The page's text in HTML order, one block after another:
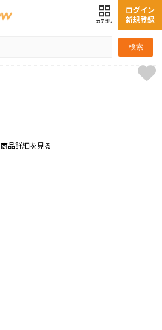
検索
ログイン
新規登録
商品詳細を見る